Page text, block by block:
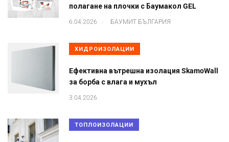
полагане на плочки с Баумакол GEL
6.04.2026 . БАУМИТ БЪЛГАРИЯ
ХИДРОИЗОЛАЦИИ
Eфективна вътрешна изолация SkamoWall
за борба с влага и мухъл
3.04.2026
ТОПЛОИЗОЛАЦИИ